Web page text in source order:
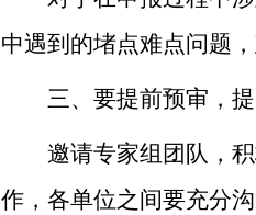
中遇到的堵点难点问题
三、要提前预审，
邀请专家组团队，
作，各单位之间要充分